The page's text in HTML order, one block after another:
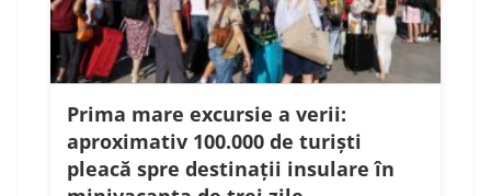
Prima mare excursie a verii:
aproximativ 100.000 de turiști
pleacă spre destinații insulare în